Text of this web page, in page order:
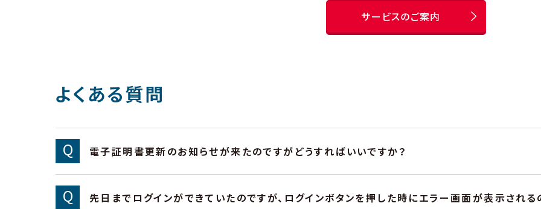
サービスのご案内
よくある質問
電子証明書更新のお知らせが来たのですがどうすればいいですか？
先日までログインができていたのですが、ログインボタンを押した時にエラー画面が表示される